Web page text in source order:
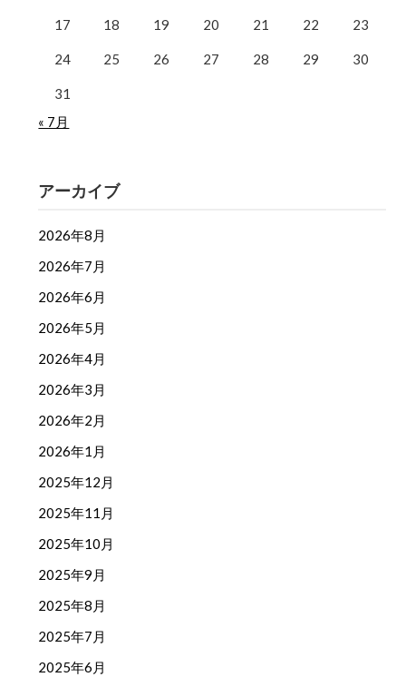
17 18 19 20 21 22 23
24 25 26 27 28 29 30
31
« 7月
アーカイブ
2026年8月
2026年7月
2026年6月
2026年5月
2026年4月
2026年3月
2026年2月
2026年1月
2025年12月
2025年11月
2025年10月
2025年9月
2025年8月
2025年7月
2025年6月